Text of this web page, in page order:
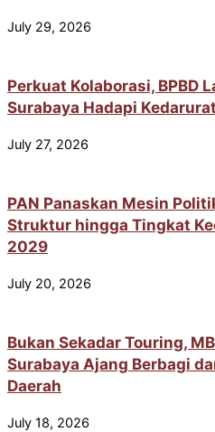
July 29, 2026
Perkuat Kolaborasi, BPBD
Surabaya Hadapi
July 27, 2026
PAN Panaskan Mesin
Struktur hingga Tingkat
2029
July 20, 2026
Bukan Sekadar Touring,
Surabaya Ajang Berbagi
Daerah
July 18, 2026